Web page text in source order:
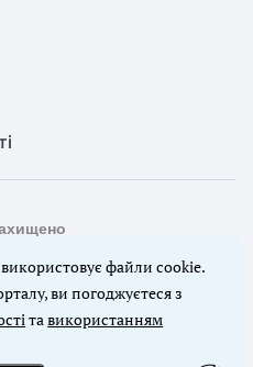
яких матеріалів сайту,
оглядів допускаються
сайту Педрада
файли cookie.
ви погоджуєтеся з
тавикористанням